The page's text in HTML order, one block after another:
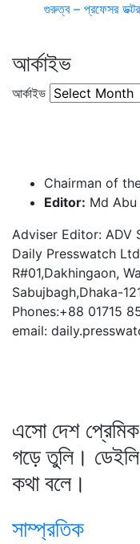
গুরুত্ব – প্রফেসর ডক্টর
আর্কাইভ
আর্কাইভ
Chairman of
Editor: Md
Adviser Editor: ADV
Daily Presswatch
R#01,Dakhingaon,
Sabujbagh,Dhaka-
Phones:+88 01715
email:
এসো দেশ
গড়ে তুলি। ডেইলি
কথা বলে।
সাম্প্রতিক